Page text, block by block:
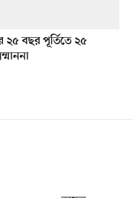
২৫ বছর পূর্তিতে ২৫